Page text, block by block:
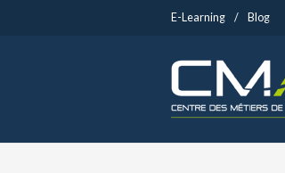
E-Learning / Blog